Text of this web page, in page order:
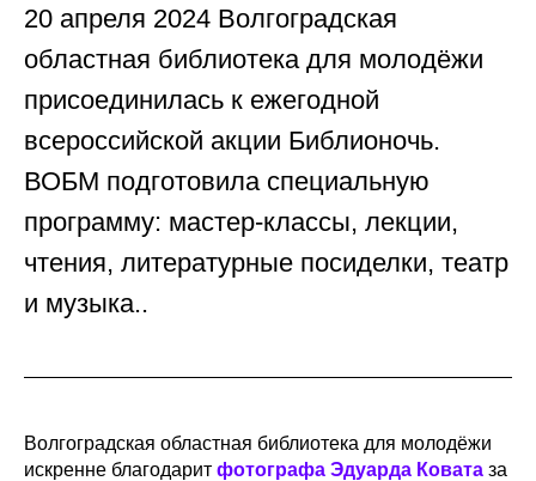
20 апреля 2024 Волгоградская
областная библиотека для молодёжи
присоединилась к ежегодной
всероссийской акции Библионочь.
ВОБМ подготовила специальную
программу: мастер-классы, лекции,
чтения, литературные посиделки, театр
и музыка..
Волгоградская областная библиотека для молодёжи
искренне благодарит фотографа Эдуарда Ковата за